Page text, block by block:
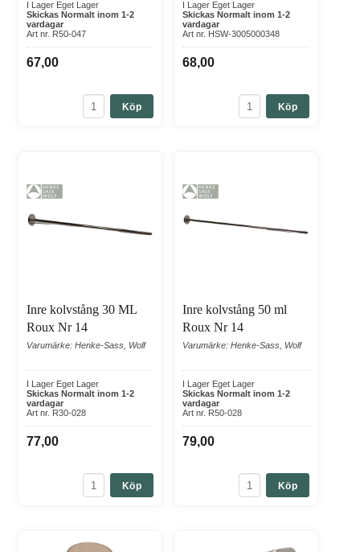
I Lager Eget Lager
Skickas Normalt inom 1-2
vardagar
Art nr. R50-047
67,00
Köp
I Lager Eget Lager
Skickas Normalt inom 1-2
vardagar
Art nr. HSW-3005000348
68,00
Köp
Inre kolvstång 30 ML
Roux Nr 14
Varumärke: Henke-Sass, Wolf
I Lager Eget Lager
Skickas Normalt inom 1-2
vardagar
Art nr. R30-028
77,00
Köp
Inre kolvstång 50 ml
Roux Nr 14
Varumärke: Henke-Sass, Wolf
I Lager Eget Lager
Skickas Normalt inom 1-2
vardagar
Art nr. R50-028
79,00
Köp